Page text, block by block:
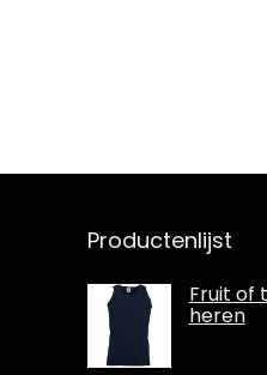
Productenlijst
Fruit of
heren